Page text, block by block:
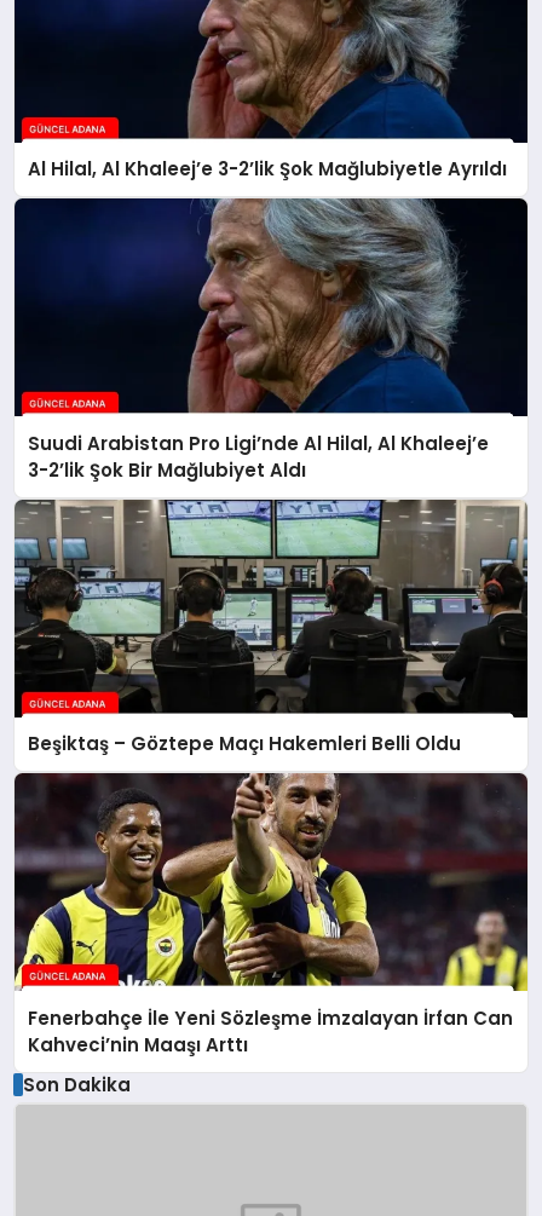
Al Hilal, Al Khaleej’e 3-2’lik Şok Mağlubiyetle Ayrıldı
Suudi Arabistan Pro Ligi’nde Al Hilal, Al Khaleej’e
3-2’lik Şok Bir Mağlubiyet Aldı
Beşiktaş – Göztepe Maçı Hakemleri Belli Oldu
Fenerbahçe İle Yeni Sözleşme İmzalayan İrfan Can
Kahveci’nin Maaşı Arttı
Son Dakika